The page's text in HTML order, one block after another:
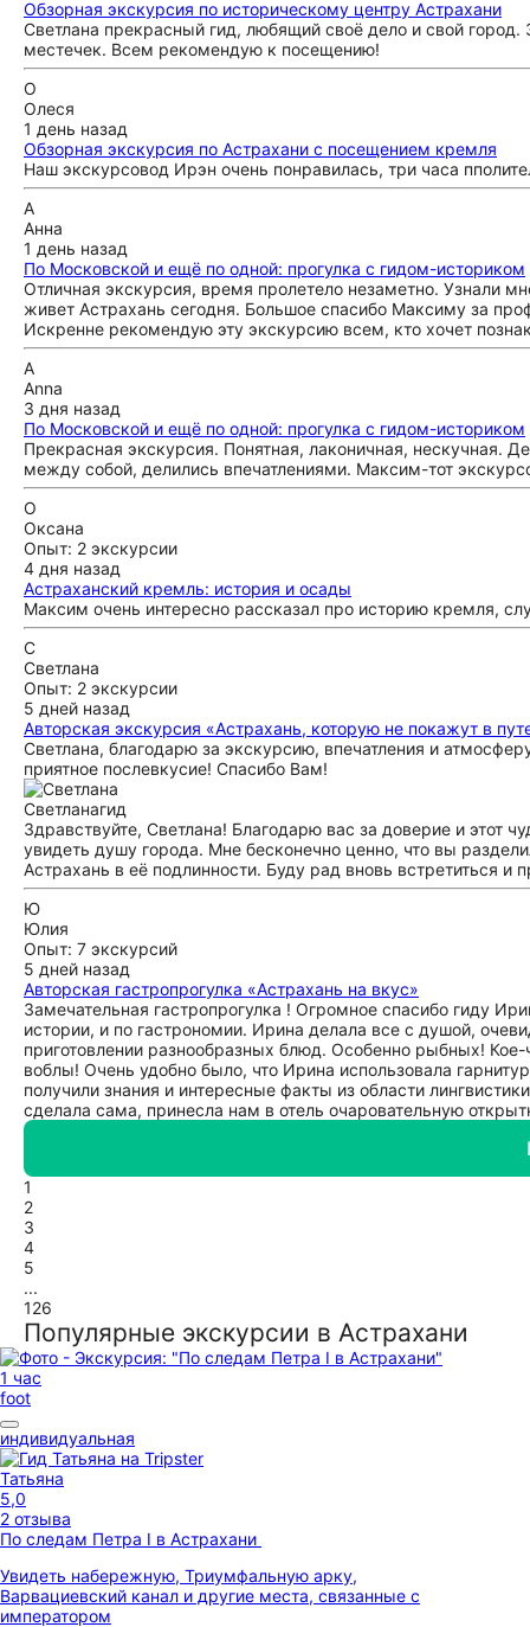
Обзорная экскурсия по историческому центру Астрахани
Светлана прекрасный гид, любящий своё дело и свой
местечек. Всем рекомендую к посещению!
О
Олеся
1 день назад
Обзорная экскурсия по Астрахани с посещением кремля
Наш экскурсовод Ирэн очень понравилась, три часа
А
Анна
1 день назад
По Московской и ещё по одной: прогулка с гидом-историком
Отличная экскурсия, время пролетело незаметно. Узнали
живет Астрахань сегодня. Большое спасибо Максиму за
Искренне рекомендую эту экскурсию всем, кто хочет
A
Anna
3 дня назад
По Московской и ещё по одной: прогулка с гидом-историком
Прекрасная экскурсия. Понятная, лаконичная, нескучная.
между собой, делились впечатлениями. Максим-тот
О
Оксана
Опыт: 2 экскурсии
4 дня назад
Астраханский кремль: история и осады
Максим очень интересно рассказал про историю кремля,
С
Светлана
Опыт: 2 экскурсии
5 дней назад
Авторская экскурсия «Астрахань, которую не покажут в
Светлана, благодарю за экскурсию, впечатления и
приятное послевкусие! Спасибо Вам!
Светланагид
Здравствуйте, Светлана! Благодарю вас за доверие и этот
увидеть душу города. Мне бесконечно ценно, что вы
Астрахань в её подлинности. Буду рад вновь встретиться и
Ю
Юлия
Опыт: 7 экскурсий
5 дней назад
Авторская гастропрогулка «Астрахань на вкус»
Замечательная гастропрогулка ! Огромное спасибо гиду
истории, и по гастрономии. Ирина делала все с душой,
приготовлении разнообразных блюд. Особенно рыбных!
воблы! Очень удобно было, что Ирина использовала
получили знания и интересные факты из области
сделала сама, принесла нам в отель очаровательную
1
2
3
4
5
...
126
Популярные экскурсии в Астрахани
1 час
foot
индивидуальная
Татьяна
5,0
2 отзыва
По следам Петра I в Астрахани
Увидеть набережную, Триумфальную арку,
Варвациевский канал и другие места, связанные с
императором